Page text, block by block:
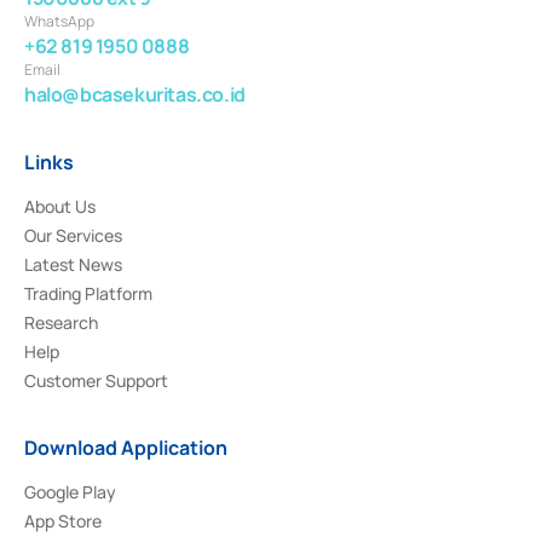
WhatsApp
+62 819 1950 0888
Email
halo@bcasekuritas.co.id
Links
About Us
Our Services
Latest News
Trading Platform
Research
Help
Customer Support
Download Application
Google Play
App Store